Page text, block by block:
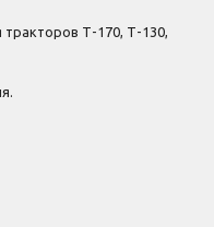
Т-170, Т-130,